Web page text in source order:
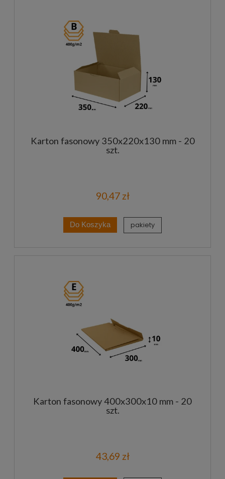
Karton fasonowy 350x220x130 mm - 20
szt.
90,47 zł
Do Koszyka pakiety
Karton fasonowy 400x300x10 mm - 20
szt.
43,69 zł